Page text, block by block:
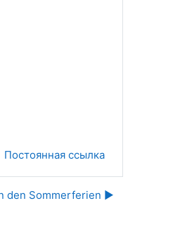
Постоянная ссылка
den Sommerferien ▶︎